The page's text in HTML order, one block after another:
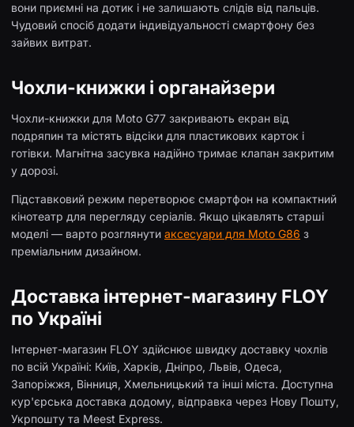
вони приємні на дотик і не залишають слідів від пальців.
Чудовий спосіб додати індивідуальності смартфону без
зайвих витрат.
Чохли-книжки і органайзери
Чохли-книжки для Moto G77 закривають екран від
подряпин та містять відсіки для пластикових карток і
готівки. Магнітна засувка надійно тримає клапан закритим
у дорозі.
Підставковий режим перетворює смартфон на компактний
кінотеатр для перегляду серіалів. Якщо цікавлять старші
моделі — варто розглянути аксесуари для Moto G86 з
преміальним дизайном.
Доставка інтернет-магазину FLOY
по Україні
Інтернет-магазин FLOY здійснює швидку доставку чохлів
по всій Україні: Київ, Харків, Дніпро, Львів, Одеса,
Запоріжжя, Вінниця, Хмельницький та інші міста. Доступна
кур'єрська доставка додому, відправка через Нову Пошту,
Укрпошту та Meest Express.